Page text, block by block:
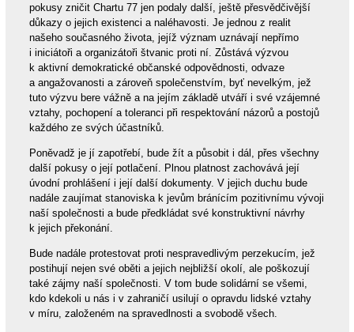
pokusy zničit Chartu 77 jen podaly další, ještě přesvědčivější
důkazy o jejich existenci a naléhavosti. Je jednou z realit
našeho současného života, jejíž význam uznávají nepřímo
i iniciátoři a organizátoři štvanic proti ní. Zůstává výzvou
k aktivní demokratické občanské odpovědnosti, odvaze
a angažovanosti a zároveň společenstvím, byť nevelkým, jež
tuto výzvu bere vážně a na jejím základě utváří i své vzájemné
vztahy, pochopení a toleranci při respektování názorů a postojů
každého ze svých účastníků.
Poněvadž je jí zapotřebí, bude žít a působit i dál, přes všechny
další pokusy o její potlačení. Plnou platnost zachovává její
úvodní prohlášení i její další dokumenty. V jejich duchu bude
nadále zaujímat stanoviska k jevům bránícím pozitivnímu vývoji
naší společnosti a bude předkládat své konstruktivní návrhy
k jejich překonání.
Bude nadále protestovat proti nespravedlivým perzekucím, jež
postihují nejen své oběti a jejich nejbližší okolí, ale poškozují
také zájmy naší společnosti. V tom bude solidární se všemi,
kdo kdekoli u nás i v zahraničí usilují o opravdu lidské vztahy
v míru, založeném na spravedlnosti a svobodě všech.